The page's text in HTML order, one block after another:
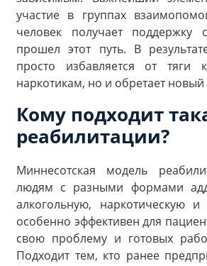
участие в группах
человек получает поддержку
прошел этот путь. В
просто избавляется от тяги
наркотикам, но и обретает
Кому подходит
реабилитации?
Миннесотская модель
людям с разными формами
алкогольную, наркотическую
особенно эффективен для
свою проблему и готовых
Подходит тем, кто ранее